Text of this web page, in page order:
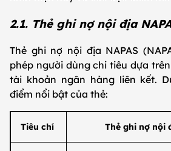
2.1. Thẻ ghi nợ nội địa
Thẻ ghi nợ nội địa NAPAS
phép người dùng chi tiêu dựa
tài khoản ngân hàng liên kết.
điểm nổi bật của thẻ:
​​Tiêu chí ​Thẻ ghi nợ nội